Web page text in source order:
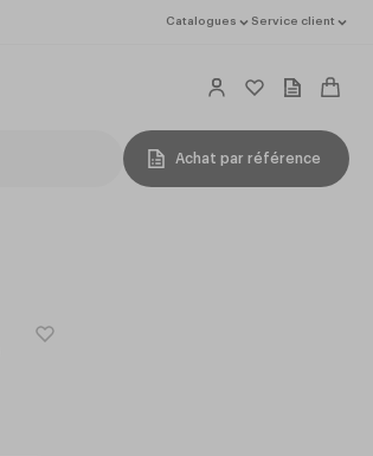
Catalogues Service client
Achat par référence